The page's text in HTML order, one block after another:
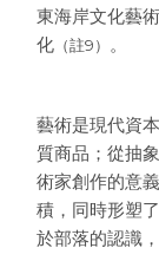
東海岸文化藝
化 （註9） 。
藝術是現代資
質商品；從抽
術家創作的意
積，同時形塑
於部落的認識